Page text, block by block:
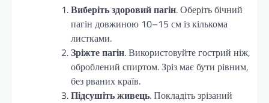
Виберіть здоровий пагін. Оберіть бічний
пагін довжиною 10–15 см із кількома
листками.
Зріжте пагін. Використовуйте гострий ніж,
оброблений спиртом. Зріз має бути рівним,
без рваних країв.
Підсушіть живець. Покладіть зрізаний